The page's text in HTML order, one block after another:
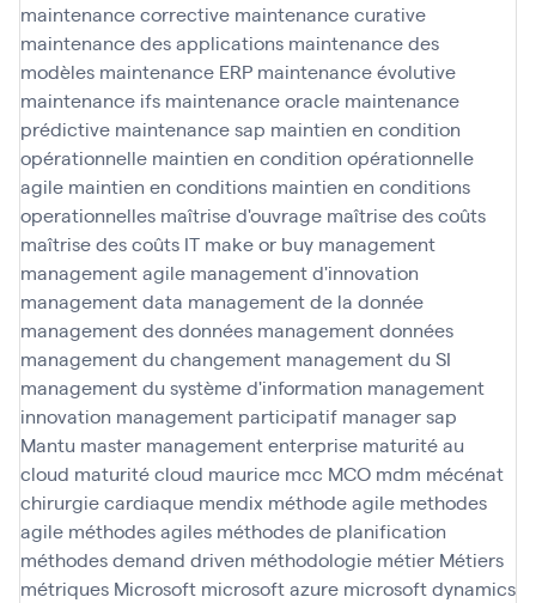
maintenance corrective maintenance curative
maintenance des applications maintenance des
modèles maintenance ERP maintenance évolutive
maintenance ifs maintenance oracle maintenance
prédictive maintenance sap maintien en condition
opérationnelle maintien en condition opérationnelle
agile maintien en conditions maintien en conditions
operationnelles maîtrise d'ouvrage maîtrise des coûts
maîtrise des coûts IT make or buy management
management agile management d'innovation
management data management de la donnée
management des données management données
management du changement management du SI
management du système d'information management
innovation management participatif manager sap
Mantu master management enterprise maturité au
cloud maturité cloud maurice mcc MCO mdm mécénat
chirurgie cardiaque mendix méthode agile methodes
agile méthodes agiles méthodes de planification
méthodes demand driven méthodologie métier Métiers
métriques Microsoft microsoft azure microsoft dynamics